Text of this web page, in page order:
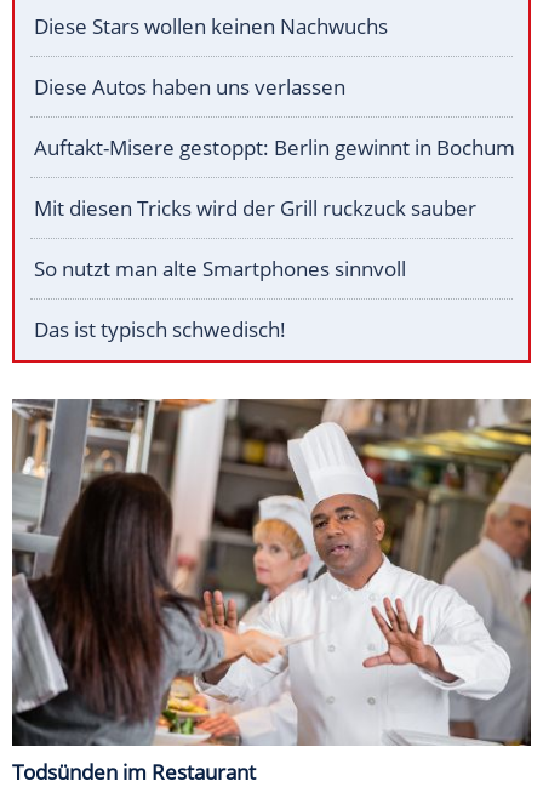
Diese Stars wollen keinen Nachwuchs
Diese Autos haben uns verlassen
Auftakt-Misere gestoppt: Berlin gewinnt in Bochum
Mit diesen Tricks wird der Grill ruckzuck sauber
So nutzt man alte Smartphones sinnvoll
Das ist typisch schwedisch!
Todsünden im Restaurant